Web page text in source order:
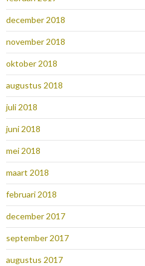
december 2018
november 2018
oktober 2018
augustus 2018
juli 2018
juni 2018
mei 2018
maart 2018
februari 2018
december 2017
september 2017
augustus 2017